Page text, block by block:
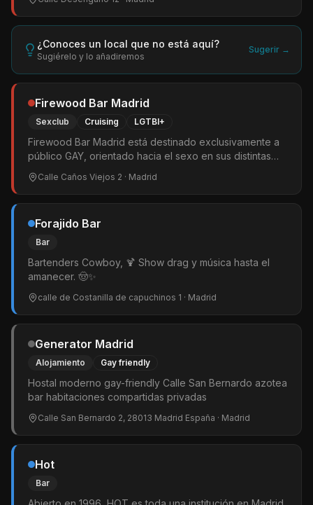
¿Conoces un local que no está aquí?
Sugiérelo y lo añadiremos
Sugerir →
Firewood Bar Madrid
Sexclub Cruising LGTBI+
Firewood Bar Madrid está destinado exclusivamente a
público GAY, orientado hacia el sexo en sus distintas
modalidades.
Calle Caños Viejos 2 · Madrid
Forajido Bar
Bar
Bartenders Cowboy, 🍹 Show drag y música hasta el
amanecer. 🤠✨
calle de Costanilla de capuchinos 1 · Madrid
Generator Madrid
Alojamiento Gay friendly
Hostal moderno gay-friendly Calle San Bernardo azotea
bar habitaciones compartidas privadas
Calle San Bernardo 2, 28013 Madrid España · Madrid
Hot
Bar